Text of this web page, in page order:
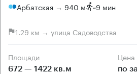
Арбатская → 940 м ~9 мин
1.29 км → улица Садоводства
Площади
672 — 1422 кв.м по